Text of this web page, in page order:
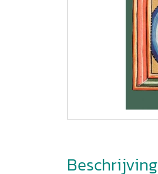
Beschrijving